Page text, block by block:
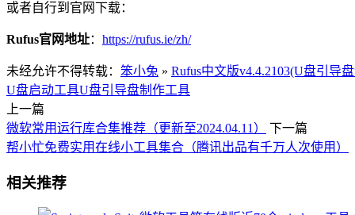
或者自行到官网下载：
Rufus官网地址： https://rufus.ie/zh/
未经允许不得转载： 笨小兔 » Rufus中文版v4.4.2103(U盘引导
U盘启动工具U盘引导盘制作工具
上一篇
微软常用运行库合集推荐（更新至2024.04.11）
下一篇
帮小忙免费实用在线小工具集合（腾讯出品有千万人次使用）
相关推荐